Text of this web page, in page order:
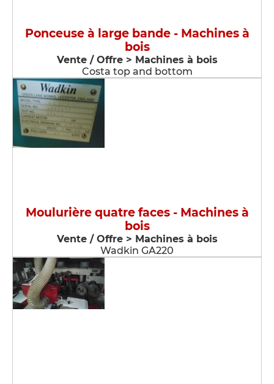
Ponceuse à large bande - Machines à
bois
Vente / Offre > Machines à bois
Costa top and bottom
Moulurière quatre faces - Machines à
bois
Vente / Offre > Machines à bois
Wadkin GA220